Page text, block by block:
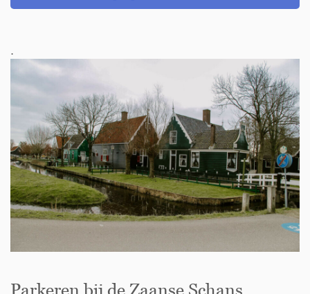
.
Parkeren bij de Zaanse Schans